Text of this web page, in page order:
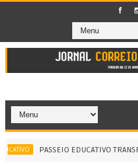
PASSEIO EDUCATIVO